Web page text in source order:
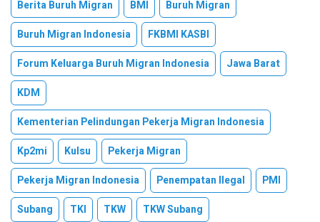
Berita Buruh Migran BMI
Buruh Migran
Buruh Migran Indonesia
FKBMI KASBI
Forum Keluarga Buruh Migran Indonesia
Jawa Barat
KDM
Kementerian Pelindungan Pekerja Migran Indonesia
Kp2mi
Kulsu
Pekerja Migran
Pekerja Migran Indonesia
Penempatan Ilegal
PMI
Subang
TKI TKW TKW Subang